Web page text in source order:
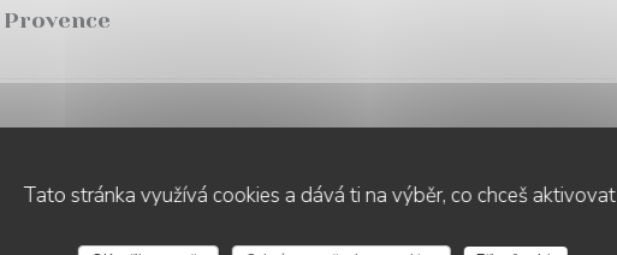
Tato stránka využívá cookies a dává ti na výběr, co chceš aktivovat
d'oc